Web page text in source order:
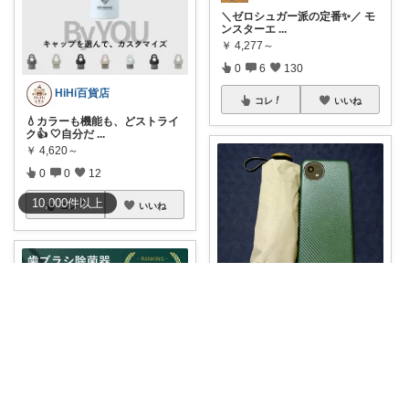
10,000件以上
HiHi百貨店
💧カラーも機能も、どストライ
ク👍 🤍自分だ ...
￥ 4,620～
0 0 12
コレ いいね
＼ゼロシュガー派の定番✨／ モ
ンスターエ ...
￥ 4,277～
0 6 130
コレ いいね